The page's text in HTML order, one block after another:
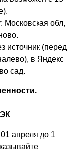
Московская обл,
источник (перед
в Яндекс
сад.
01 апреля до 1